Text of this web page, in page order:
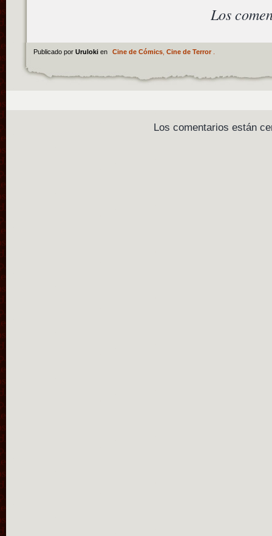
Los
Publicado por Uruloki en Cine de Cómics, Cine de Terror.
Los comentarios están